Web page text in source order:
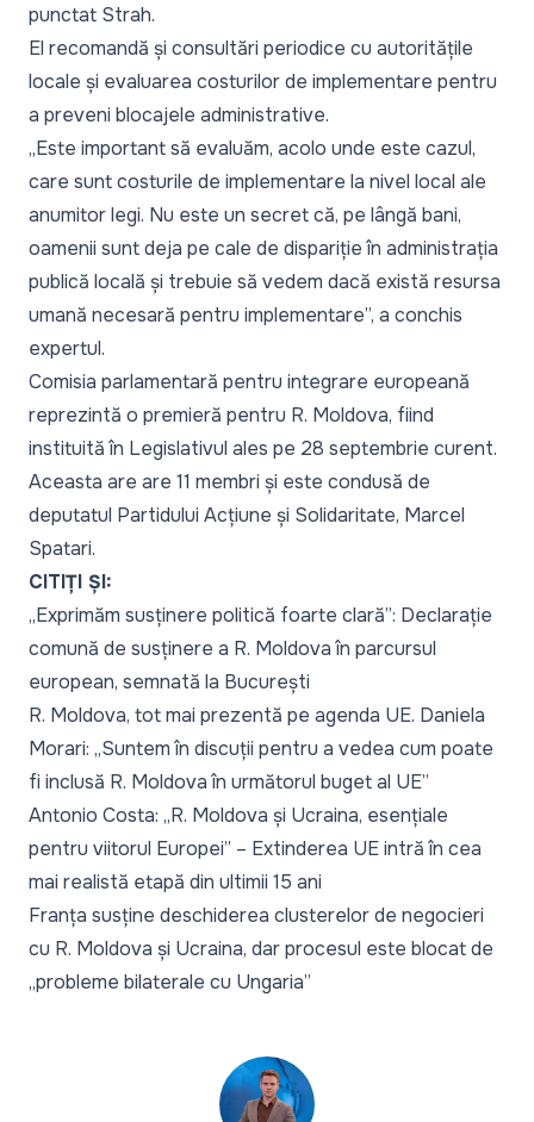
punctat Strah.
El recomandă și consultări periodice cu autoritățile
locale și evaluarea costurilor de implementare pentru
a preveni blocajele administrative.
„Este important să evaluăm, acolo unde este cazul,
care sunt costurile de implementare la nivel local ale
anumitor legi. Nu este un secret că, pe lângă bani,
oamenii sunt deja pe cale de dispariție în administrația
publică locală și trebuie să vedem dacă există resursa
umană necesară pentru implementare”, a conchis
expertul.
Comisia parlamentară pentru integrare europeană
reprezintă o premieră pentru R. Moldova, fiind
instituită în Legislativul ales pe 28 septembrie curent.
Aceasta are are 11 membri și este condusă de
deputatul Partidului Acțiune și Solidaritate, Marcel
Spatari.
CITIȚI ȘI:
„Exprimăm susținere politică foarte clară”: Declarație
comună de susținere a R. Moldova în parcursul
european, semnată la București
R. Moldova, tot mai prezentă pe agenda UE. Daniela
Morari: „Suntem în discuții pentru a vedea cum poate
fi inclusă R. Moldova în următorul buget al UE”
Antonio Costa: „R. Moldova și Ucraina, esențiale
pentru viitorul Europei” – Extinderea UE intră în cea
mai realistă etapă din ultimii 15 ani
Franța susține deschiderea clusterelor de negocieri
cu R. Moldova și Ucraina, dar procesul este blocat de
„probleme bilaterale cu Ungaria”